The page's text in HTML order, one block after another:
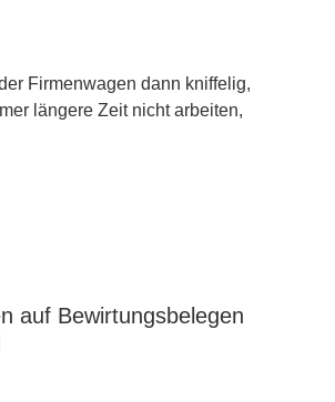
Firmenwagen dann kniffelig,
längere Zeit nicht arbeiten,
auf Bewirtungsbelegen